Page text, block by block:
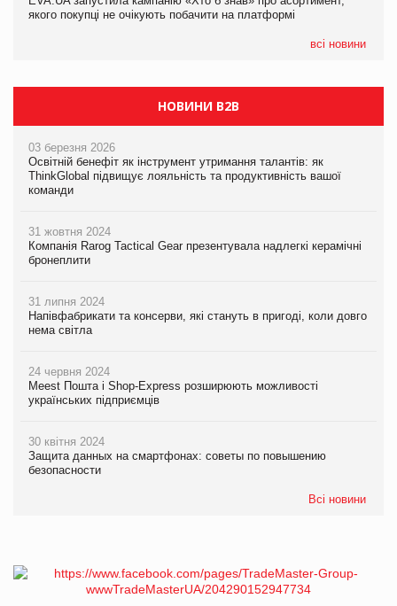
якого покупці не очікують побачити на платформі
всі новини
Мережа супермаркетів VARUS купує мережу магазинів
НОВИНИ B2B
03 березня 2026
Освітній бенефіт як інструмент утримання талантів: як
ThinkGlobal підвищує лояльність та продуктивність вашої
команди
31 жовтня 2024
Компанія Rarog Tactical Gear презентувала надлегкі керамічні
бронеплити
31 липня 2024
Напівфабрикати та консерви, які стануть в пригоді, коли довго
нема світла
24 червня 2024
Meest Пошта і Shop-Express розширюють можливості
українських підприємців
30 квітня 2024
Защита данных на смартфонах: советы по повышению
безопасности
Всі новини